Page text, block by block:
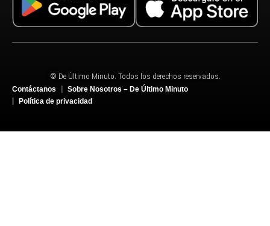
© De Último Minuto. Todos los derechos reservados.
Contáctanos
Sobre Nosotros – De Último Minuto
Política de privacidad